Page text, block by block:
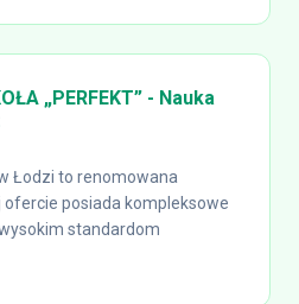
„PERFEKT” - Nauka
w Łodzi to renomowana
posiada kompleksowe
standardom